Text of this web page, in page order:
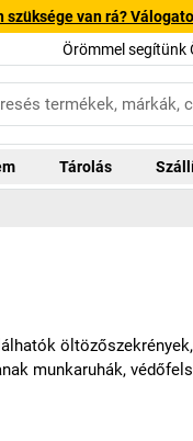
szüksége van rá?
Örömmel segítünk
Tárolás
munkaruhák,